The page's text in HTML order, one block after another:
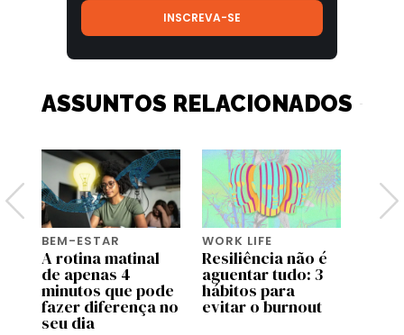
ASSUNTOS RELACIONADOS
BEM-ESTAR
A rotina matinal
de apenas 4
minutos que pode
fazer diferença no
seu dia
WORK LIFE
Resiliência não é
aguentar tudo: 3
hábitos para
evitar o burnout